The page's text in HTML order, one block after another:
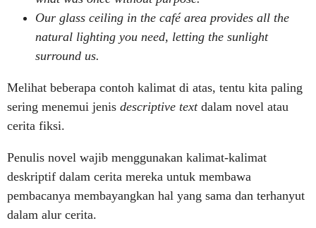
Our glass ceiling in the café area provides all the
natural lighting you need, letting the sunlight
surround us.
Melihat beberapa contoh kalimat di atas, tentu kita paling
sering menemui jenis descriptive text dalam novel atau
cerita fiksi.
Penulis novel wajib menggunakan kalimat-kalimat
deskriptif dalam cerita mereka untuk membawa
pembacanya membayangkan hal yang sama dan terhanyut
dalam alur cerita.